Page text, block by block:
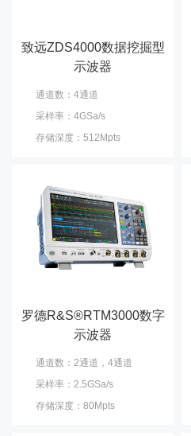
致远ZDS4000数据挖掘型
示波器
通道数：4通道
采样率：4GSa/s
存储深度：512Mpts
罗德R&S®RTM3000数字
示波器
通道数：2通道，4通道
采样率：2.5GSa/s
存储深度：80Mpts